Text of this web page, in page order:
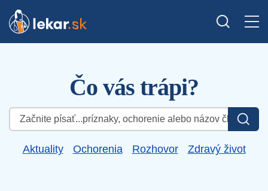
Čo vás trápi?
Hľadať:
Aktuality Ochorenia Rozhovor Zdravý život